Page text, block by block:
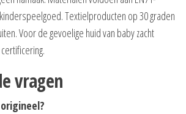
Textielproducten op 30 graden
Voor de gevoelige huid van baby zacht
vragen